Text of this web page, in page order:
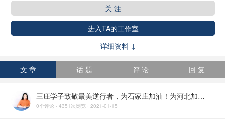
关 注
进入TA的工作室
详细资料 ↓
文 章 话 题 评 论 回 复
三庄学子致敬最美逆行者，为石家庄加油！为河北加油！——李淑民工作室陈会敏团队
0个评论 · 4351次浏览 · 2021-01-15